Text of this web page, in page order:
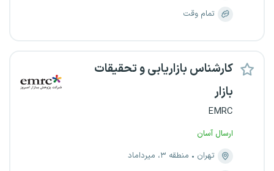
تمام وقت
کارشناس بازاریابی و تحقیقات
بازار
EMRC
ارسال آسان
تهران
منطقه ۳، میرداماد